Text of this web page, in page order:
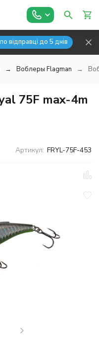
відправці до 5 днів
Воблеры Flagman
75F max-4m
Артикул: FRYL-75F-453